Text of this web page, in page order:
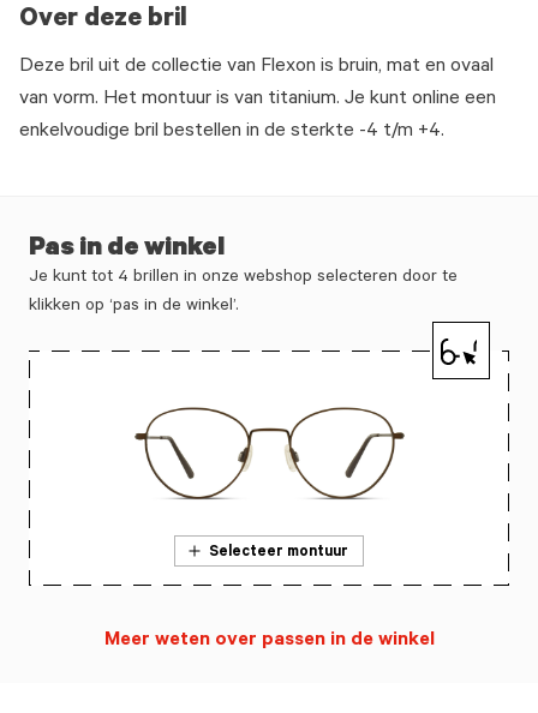
Over deze bril
Deze bril uit de collectie van Flexon is bruin, mat en ovaal
van vorm. Het montuur is van titanium. Je kunt online een
enkelvoudige bril bestellen in de sterkte -4 t/m +4.
Pas in de winkel
Je kunt tot 4 brillen in onze webshop selecteren door te
klikken op ‘pas in de winkel’.
Selecteer montuur
Meer weten over passen in de winkel